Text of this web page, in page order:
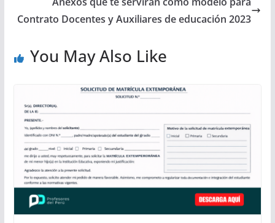
Contrato Docentes y Auxiliares de educación 2023
You May Also Like